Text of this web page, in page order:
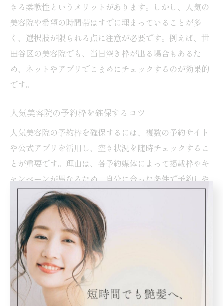
きる柔軟性というメリットがあります。しかし、人気の
美容院や希望の時間帯はすでに埋まっていることが多
く、選択肢が限られる点に注意が必要です。例えば、世
田谷区の美容院でも、当日空き枠が出る場合もあるた
め、ネットやアプリでこまめにチェックするのが効果的
です。
人気美容院の予約枠を確保するコツ
人気美容院の予約枠を確保するには、複数の予約サイト
や公式アプリを活用し、空き状況を随時チェックするこ
とが重要です。理由は、各予約媒体によって掲載枠やキ
ャンペーンが異なるため、自分に合った条件で予約しや
すくなるからです。さらに、キャンセル待ち機能を使う
と、突然空きが出た際にも素早く対応できます。
当日予約可能な美容院を見極める方法
当日予約可能な美容院を見極めるには、リアルタイムで
空席情報を提供している予約サイトやアプリを利用する
のが効果的です。例えば「空きあり」表示や即時予約機